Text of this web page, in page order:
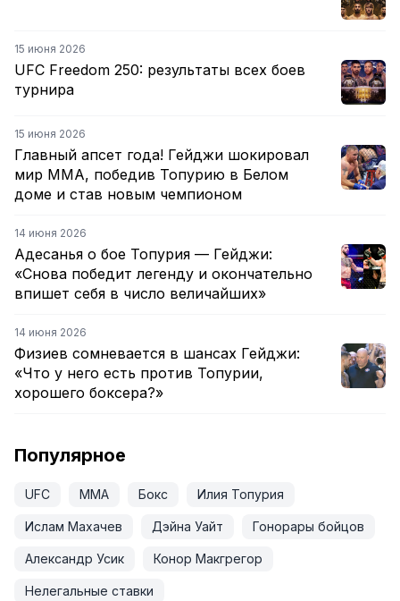
15 июня 2026
UFC Freedom 250: результаты всех боев
турнира
15 июня 2026
Главный апсет года! Гейджи шокировал
мир ММА, победив Топурию в Белом
доме и став новым чемпионом
14 июня 2026
Адесанья о бое Топурия — Гейджи:
«Снова победит легенду и окончательно
впишет себя в число величайших»
14 июня 2026
Физиев сомневается в шансах Гейджи:
«Что у него есть против Топурии,
хорошего боксера?»
Популярное
UFC ММА Бокс Илия Топурия
Ислам Махачев Дэйна Уайт Гонорары бойцов
Александр Усик Конор Макгрегор
Нелегальные ставки